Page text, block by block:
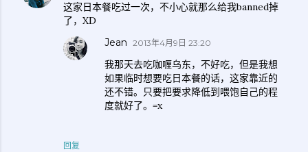
这家日本餐吃过一次，不小心就那么给我banned掉
了，XD
回复
Jean 2013年4月9日 23:20
我那天去吃咖喱乌东，不好吃，但是我想
如果临时想要吃日本餐的话，这家靠近的
还不错。只要把要求降低到喂饱自己的程
度就好了。=x